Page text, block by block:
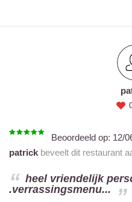
Beoordeeld op: 12/
patrick beveelt dit restaurant
heel vriendelijk
.verrassingsmenu...